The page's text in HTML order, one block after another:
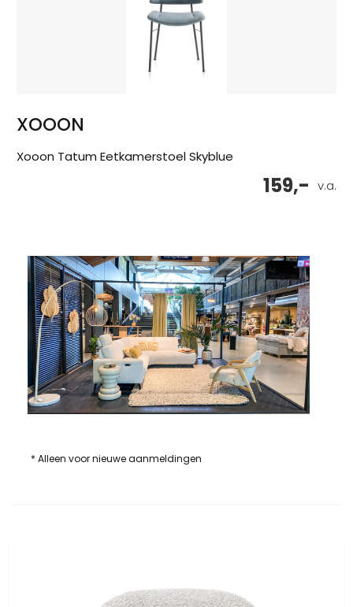
XOOON
Xooon Tatum Eetkamerstoel Skyblue
v.a.
159,-
* Alleen voor nieuwe aanmeldingen